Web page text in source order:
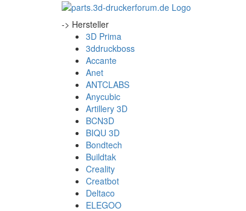
-> Hersteller
3D Prima
3ddruckboss
Accante
Anet
ANTCLABS
Anycubic
Artillery 3D
BCN3D
BIQU 3D
Bondtech
Buildtak
Creality
Creatbot
Deltaco
ELEGOO